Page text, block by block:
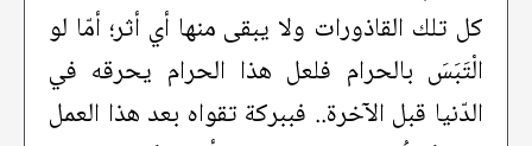
كل تلك القاذورات ولا يبقى منها أي أثر؛ أمّا لو
الْتَبَسَ بالحرام فلعل هذا الحرام يحرقه في
الدّنيا قبل الآخرة.. فببركة تقواه بعد هذا العمل